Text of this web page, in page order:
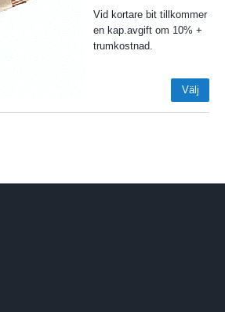
Vid kortare bit tillkommer
en kap.avgift om 10% +
trumkostnad.
Välj